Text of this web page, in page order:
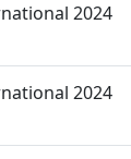
2024
2024